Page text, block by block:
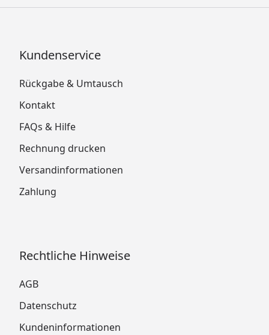
Kundenservice
Rückgabe & Umtausch
Kontakt
FAQs & Hilfe
Rechnung drucken
Versandinformationen
Zahlung
Rechtliche Hinweise
AGB
Datenschutz
Kundeninformationen